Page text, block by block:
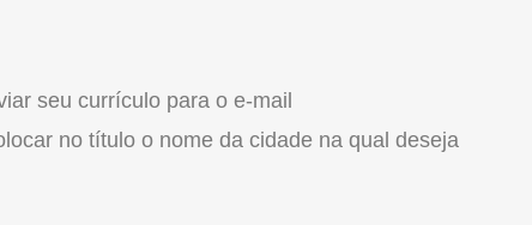
seu currículo para o e-mail
no título o nome da cidade na qual deseja